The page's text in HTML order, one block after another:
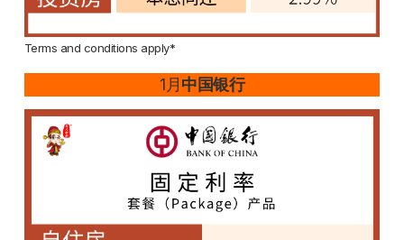
Terms and conditions apply*
1月中国银行